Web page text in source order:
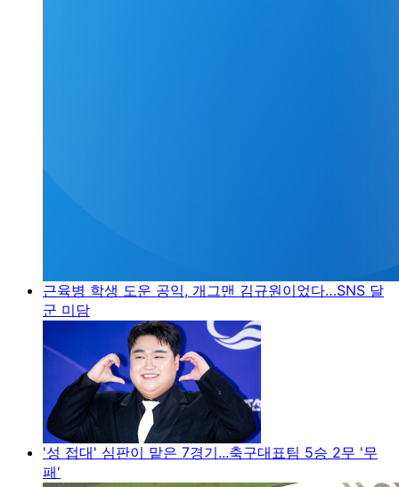
근육병 학생 도운 공익, 개그맨 김규원이었다…SNS 달
군 미담
'성 접대' 심판이 맡은 7경기...축구대표팀 5승 2무 '무
패'